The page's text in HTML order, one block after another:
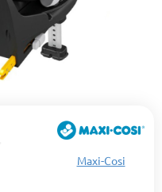
Maxi-Cosi